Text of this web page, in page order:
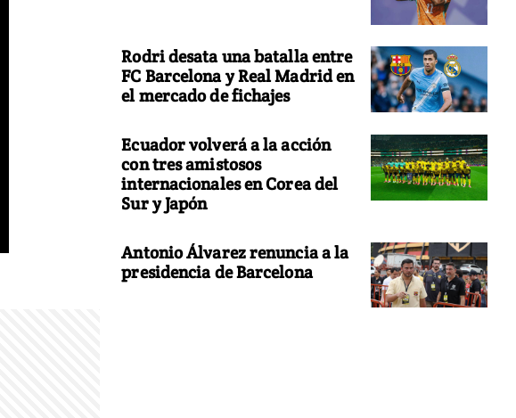
Rodri desata una batalla entre
FC Barcelona y Real Madrid en
el mercado de fichajes
Ecuador volverá a la acción
con tres amistosos
internacionales en Corea del
Sur y Japón
Antonio Álvarez renuncia a la
presidencia de Barcelona